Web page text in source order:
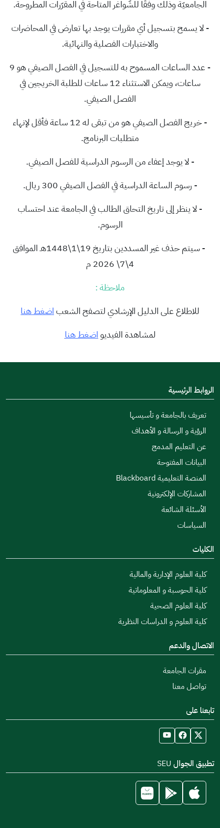
الجامعيّة وذلك وفقًا للشّواغر المتاحة في المقرّرات المطروحة.
- لا يسمح بتسجيل أي مقررات يوجد بها تعارض في المحاضرات
والاختبارات الفصلية والنهائية.
- عدد الساعات المسموح به للتسجيل في الفصل الصيفي هو 9
ساعات، ويمكن الاستثناء 12 ساعات للطلبة الخريجين في
الفصل الصيفي.
- خريج الفصل الصيفي هو من تبقى له 12 ساعة فأقل لإنهاء
متطلبات البرنامج.
- لا يوجد إعفاء من الرسوم الدراسية للفصل الصيفي.
- رسوم الساعة الدراسية في الفصل الصيفي 300 ريال.
- لا ينظر إلى تاريخ التحاق الطالب في الجامعة عند احتساب
الرسوم.
- سيتم حذف غير المسددين بتاريخ 19\1\1448هـ الموافق
4\7\ 2026 م
ملاحظة :
للاطلاع على الدليل الإرشادي لتصفح الشعباضغط هنا
لمشاهدة الفيديواضغط هنا
الروابط الرئيسية
تعريف بالجامعة و تأسيسها
الرؤية و الرسالة و الأهداف
عن التعليم المدمج
البيانات المفتوحة
المنصة التعليمية Blackboard
المشاركات الإلكترونية
الأسئلة الشائعة
السياسات
الكليات
كلية العلوم الإدارية والمالية
كلية الحوسبة و المعلوماتية
كلية العلوم الصحية
كلية العلوم و الدراسات النظرية
الاتصال والدعم
مقرات الجامعة
تواصل معنا
تابعنا على
تطبيق الجوال SEU